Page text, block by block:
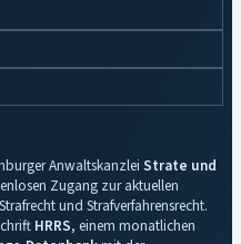
Anwaltskanzlei Strate und
Zugang zur aktuellen
und Strafverfahrensrecht.
HRRS, einem monatlichen